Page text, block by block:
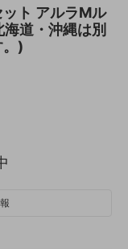
ト アルラMル
道・沖縄は別
。)